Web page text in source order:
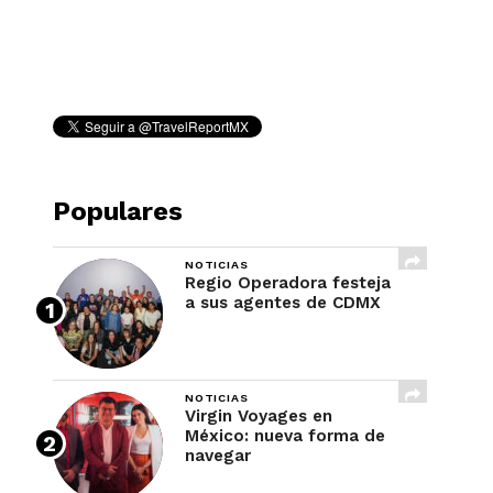
Populares
NOTICIAS
Regio Operadora festeja
a sus agentes de CDMX
NOTICIAS
Virgin Voyages en
México: nueva forma de
navegar